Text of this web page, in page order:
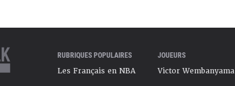
RUBRIQUES POPULAIRES
Les Français en NBA
JOUEURS
Victor Wembanyama